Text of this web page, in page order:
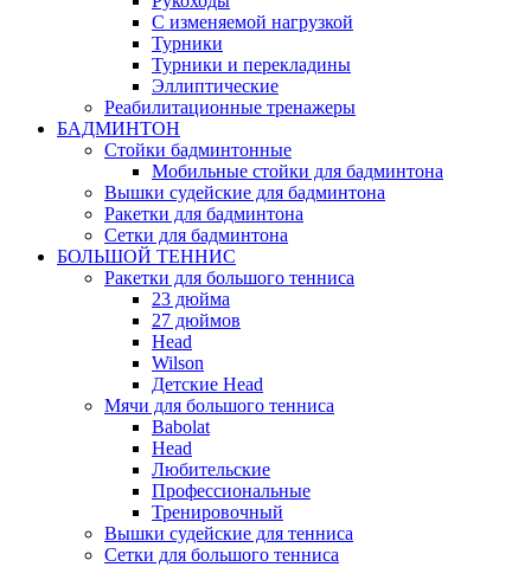
С изменяемой нагрузкой
Турники
Турники и перекладины
Эллиптические
Реабилитационные тренажеры
БАДМИНТОН
Стойки бадминтонные
Мобильные стойки для бадминтона
Вышки судейские для бадминтона
Ракетки для бадминтона
Сетки для бадминтона
БОЛЬШОЙ ТЕННИС
Ракетки для большого тенниса
23 дюйма
27 дюймов
Head
Wilson
Детские Head
Мячи для большого тенниса
Babolat
Head
Любительские
Профессиональные
Тренировочный
Вышки судейские для тенниса
Сетки для большого тенниса